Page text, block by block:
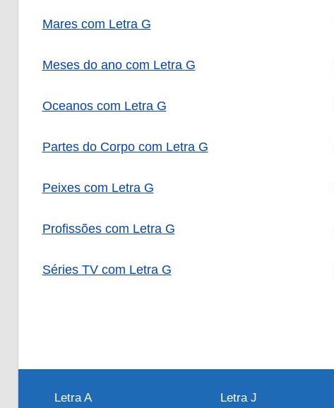
Mares com Letra G
Meses do ano com Letra G
Oceanos com Letra G
Partes do Corpo com Letra G
Peixes com Letra G
Profissões com Letra G
Séries TV com Letra G
Letra A Letra J